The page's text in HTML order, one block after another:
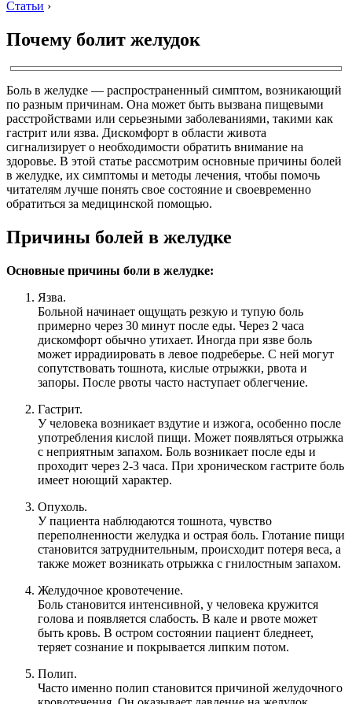
Статьи ›
Почему болит желудок
Боль в желудке — распространенный симптом, возникающий
по разным причинам. Она может быть вызвана пищевыми
расстройствами или серьезными заболеваниями, такими как
гастрит или язва. Дискомфорт в области живота
сигнализирует о необходимости обратить внимание на
здоровье. В этой статье рассмотрим основные причины болей
в желудке, их симптомы и методы лечения, чтобы помочь
читателям лучше понять свое состояние и своевременно
обратиться за медицинской помощью.
Причины болей в желудке
Основные причины боли в желудке:
Язва.
Больной начинает ощущать резкую и тупую боль
примерно через 30 минут после еды. Через 2 часа
дискомфорт обычно утихает. Иногда при язве боль
может иррадиировать в левое подреберье. С ней могут
сопутствовать тошнота, кислые отрыжки, рвота и
запоры. После рвоты часто наступает облегчение.
Гастрит.
У человека возникает вздутие и изжога, особенно после
употребления кислой пищи. Может появляться отрыжка
с неприятным запахом. Боль возникает после еды и
проходит через 2-3 часа. При хроническом гастрите боль
имеет ноющий характер.
Опухоль.
У пациента наблюдаются тошнота, чувство
переполненности желудка и острая боль. Глотание пищи
становится затруднительным, происходит потеря веса, а
также может возникать отрыжка с гнилостным запахом.
Желудочное кровотечение.
Боль становится интенсивной, у человека кружится
голова и появляется слабость. В кале и рвоте может
быть кровь. В остром состоянии пациент бледнеет,
теряет сознание и покрывается липким потом.
Полип.
Часто именно полип становится причиной желудочного